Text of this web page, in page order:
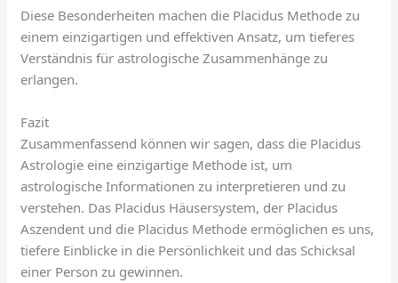
Diese Besonderheiten machen die Placidus Methode zu
einem einzigartigen und effektiven Ansatz, um tieferes
Verständnis für astrologische Zusammenhänge zu
erlangen.
Fazit
Zusammenfassend können wir sagen, dass die Placidus
Astrologie eine einzigartige Methode ist, um
astrologische Informationen zu interpretieren und zu
verstehen. Das Placidus Häusersystem, der Placidus
Aszendent und die Placidus Methode ermöglichen es uns,
tiefere Einblicke in die Persönlichkeit und das Schicksal
einer Person zu gewinnen.